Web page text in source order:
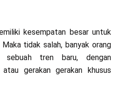
kesempatan besar untuk
tidak salah, banyak orang
sebuah tren baru, dengan
gerakan gerakan khusus